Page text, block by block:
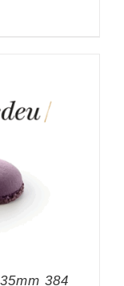
384